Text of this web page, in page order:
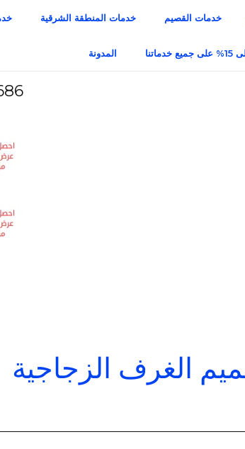
خدمات القصيم خدمات المنطقة الشرقية
المدونة
الغرف الزجاجية